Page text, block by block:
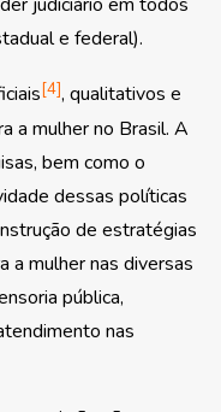
e federal).
[4], qualitativos e
a mulher no Brasil. A
bem como o
dessas políticas
de estratégias
a mulher nas diversas
pública,
nas